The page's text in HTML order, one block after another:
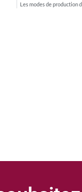
Les modes de production